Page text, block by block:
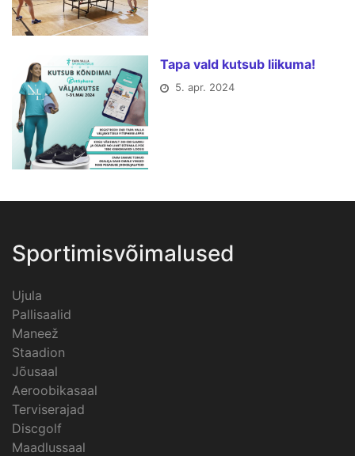
Tapa vald kutsub liikuma!
5. apr. 2024
Sportimisvõimalused
Ujula
Pallisaalid
Maneež
Staadion
Jõusaal
Aeroobikasaal
Terviserajad
Discgolf
Maadlussaal